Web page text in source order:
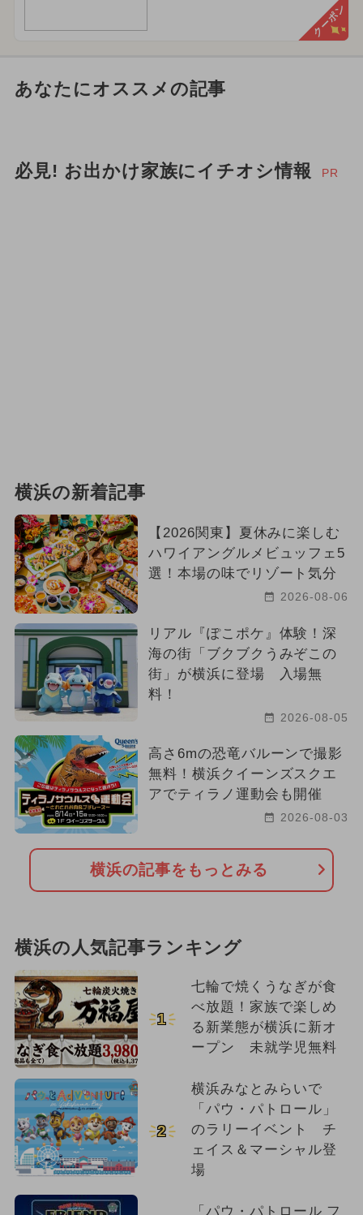
クーポン
あなたにオススメの記事
必見! お出かけ家族にイチオシ情報 PR
横浜の新着記事
【2026関東】夏休みに楽しむ
ハワイアングルメビュッフェ5
選！本場の味でリゾート気分
2026-08-06
リアル『ぽこポケ』体験！深
海の街「ブクブクうみぞこの
街」が横浜に登場 入場無
料！
2026-08-05
高さ6mの恐竜バルーンで撮影
無料！横浜クイーンズスクエ
アでティラノ運動会も開催
2026-08-03
横浜の記事をもっとみる
横浜の人気記事ランキング
1
七輪で焼くうなぎが食
べ放題！家族で楽しめ
る新業態が横浜に新オ
ープン 未就学児無料
2
横浜みなとみらいで
「パウ・パトロール」
のラリーイベント チ
ェイス＆マーシャル登
場
「パウ・パトロール フ